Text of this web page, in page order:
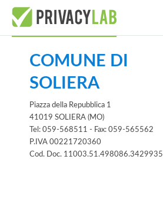
COMUNE DI
SOLIERA
Piazza della Repubblica 1
41019 SOLIERA (MO)
Tel: 059-568511 - Fax: 059-565562
P.IVA 00221720360
Cod. Doc. 11003.51.498086.3429935